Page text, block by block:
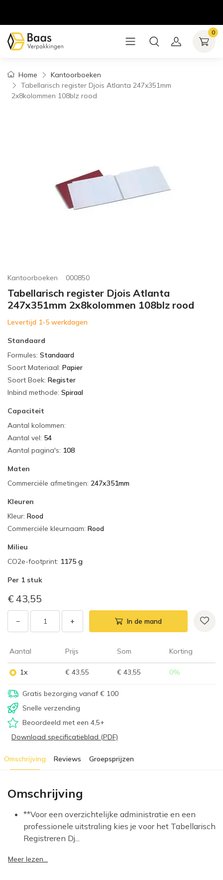
0
Home
Kantoorboeken
Tabellarisch register Djois Atlanta 247x351mm
2x8kolommen 108blz rood
Kantoorboeken 000850
Tabellarisch register Djois Atlanta
247x351mm 2x8kolommen 108blz rood
Levertijd 1-5 werkdagen
Standaard
Formules: Standaard
Soort Materiaal: Papier
Soort Boek: Register
Inbind methode: Spiraal
Capaciteit
Aantal kolommen:
Aantal vel: 54
Aantal pagina's: 108
Maten
Commerciële afmetingen: 247x351mm
Kleuren
Kleur: Rood
Commerciële kleurnaam: Rood
Milieu
CO2e-footprint: 1175 g
Per 1 stuk
€ 43,55
− + In de mand
Aantal Prijs Som Korting
1x € 43,55 € 43,55 0%
Gratis bezorging vanaf € 100
Snelle verzending
Beoordeeld met een 4,5+
Download specificatieblad (PDF)
Omschrijving Reviews Groepsprijzen
Omschrijving
**Voor een overzichtelijke administratie en een
professionele uitstraling kies je voor het Tabellarisch
Registreren Dj...
Meer lezen...